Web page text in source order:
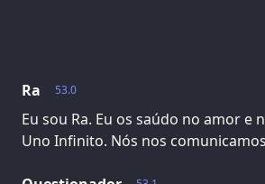
53.0
Ra
Eu sou Ra. Eu os saúdo no amor e
Uno Infinito. Nós nos